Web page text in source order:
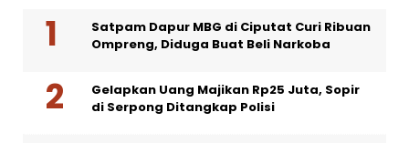
Satpam Dapur MBG di Ciputat Curi Ribuan
Ompreng, Diduga Buat Beli Narkoba
Gelapkan Uang Majikan Rp25 Juta, Sopir
di Serpong Ditangkap Polisi